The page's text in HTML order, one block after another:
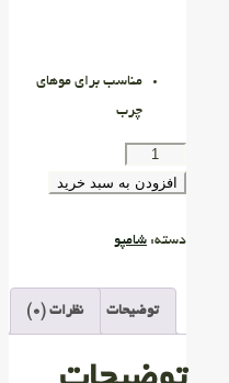
مناسب برای موهای
چرب
افزودن به سبد خرید
دسته: شامپو
توضیحات نظرات (0)